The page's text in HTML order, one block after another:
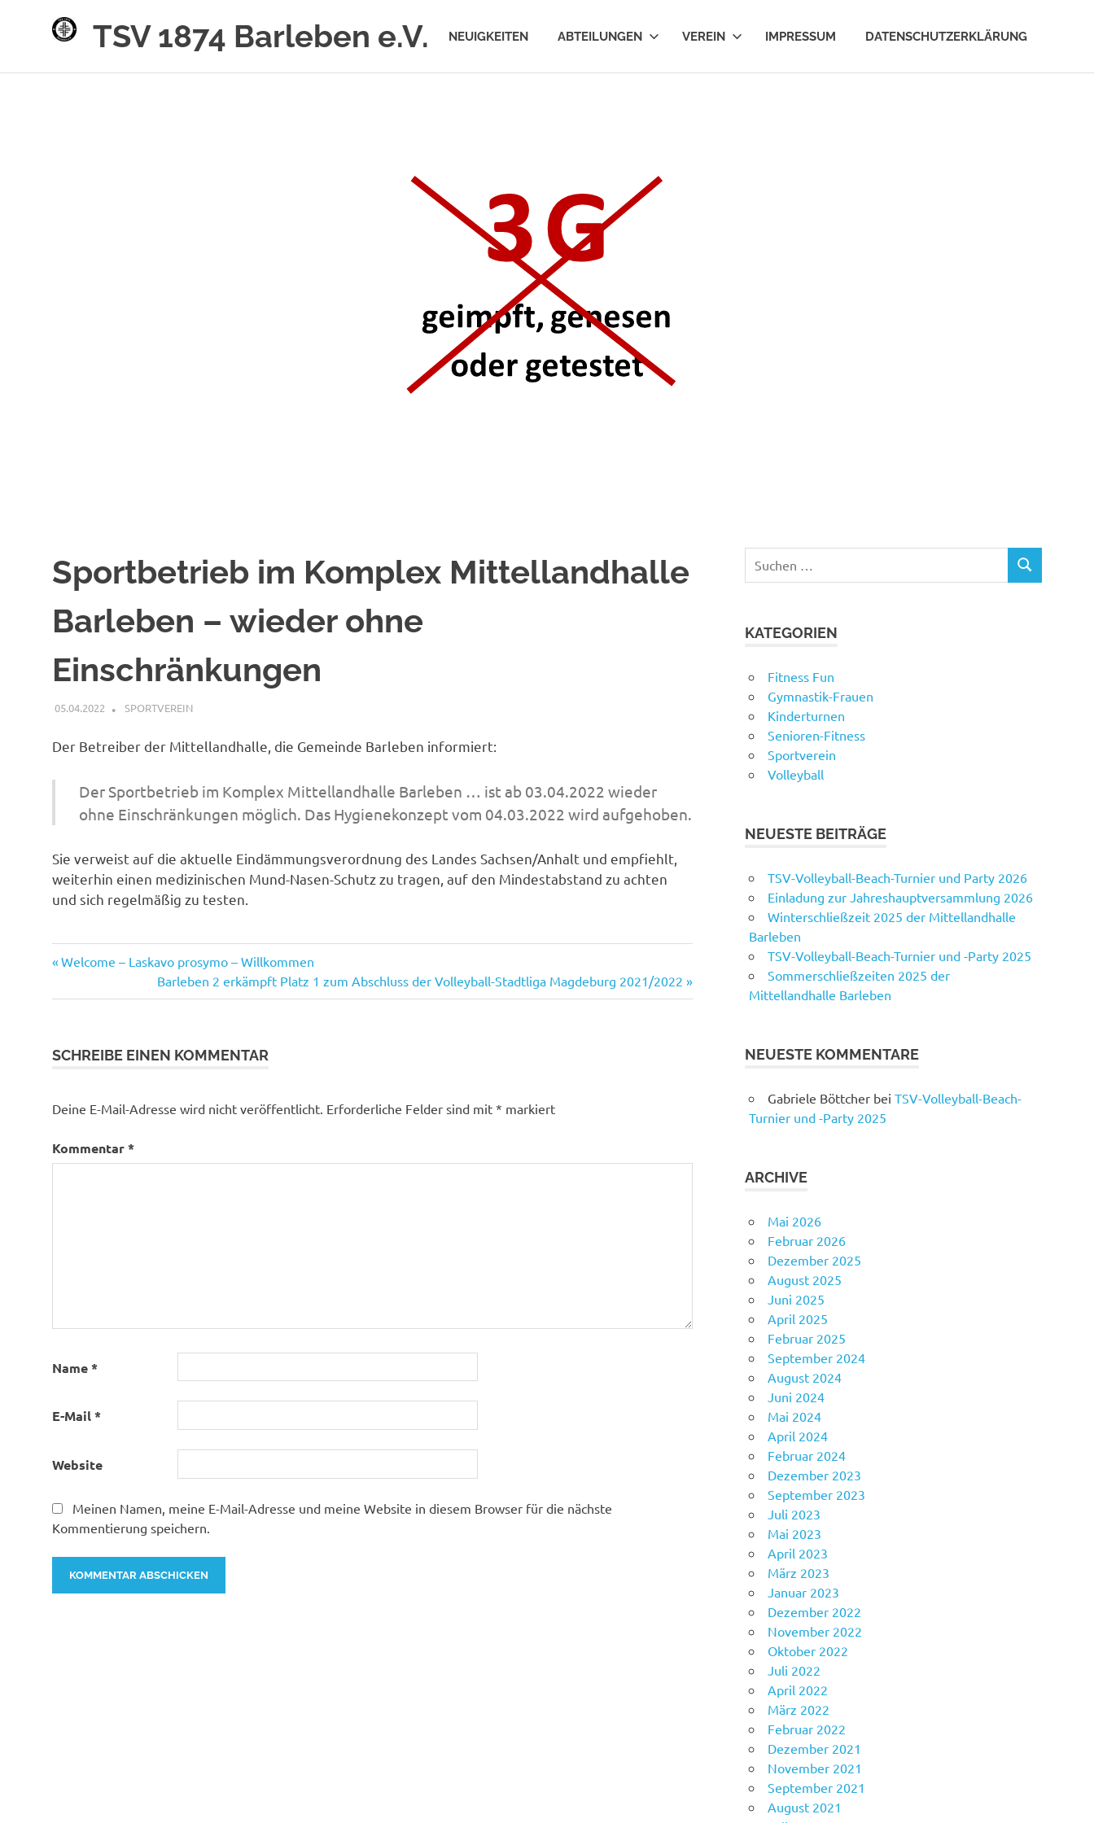
TSV 1874 Barleben e.V. NEUIGKEITEN ABTEILUNGEN VEREIN IMPRESSUM DATENSCHUTZERKLÄRUNG
Sportbetrieb im Komplex Mittellandhalle
Barleben – wieder ohne
Einschränkungen
05.04.2022 PETER SCHREIBER
SPORTVEREIN
Der Betreiber der Mittellandhalle, die Gemeinde Barleben informiert:
Der Sportbetrieb im Komplex Mittellandhalle Barleben … ist ab 03.04.2022 wieder
ohne Einschränkungen möglich. Das Hygienekonzept vom 04.03.2022 wird aufgehoben.
Sie verweist auf die aktuelle Eindämmungsverordnung des Landes Sachsen/Anhalt und empfiehlt,
weiterhin einen medizinischen Mund-Nasen-Schutz zu tragen, auf den Mindestabstand zu achten
und sich regelmäßig zu testen.
Beitrags-
Navigation
Vorheriger
Welcome – Laskavo prosymo – Willkommen
Nächster
Beitrag:
Barleben 2 erkämpft Platz 1 zum Abschluss der Volleyball-Stadtliga Magdeburg 2021/2022
SCHREIBE EINEN KOMMENTAR
Deine E-Mail-Adresse wird nicht veröffentlicht. Erforderliche Felder sind mit * markiert
Kommentar*
Name*
E-Mail*
Website
Meinen Namen, meine E-Mail-Adresse und meine Website in diesem Browser für die nächste
Kommentierung speichern.
Suchen
SUCHEN
KATEGORIEN
Fitness Fun
Gymnastik-Frauen
Kinderturnen
Senioren-Fitness
Sportverein
Volleyball
NEUESTE BEITRÄGE
TSV-Volleyball-Beach-Turnier und Party 2026
Einladung zur Jahreshauptversammlung 2026
Winterschließzeit 2025 der Mittellandhalle
Barleben
TSV-Volleyball-Beach-Turnier und -Party 2025
Sommerschließzeiten 2025 der
Mittellandhalle Barleben
NEUESTE KOMMENTARE
Gabriele Böttcher bei TSV-Volleyball-Beach-
Turnier und -Party 2025
ARCHIVE
Mai 2026
Februar 2026
Dezember 2025
August 2025
Juni 2025
April 2025
Februar 2025
September 2024
August 2024
Juni 2024
Mai 2024
April 2024
Februar 2024
Dezember 2023
September 2023
Juli 2023
Mai 2023
April 2023
März 2023
Januar 2023
Dezember 2022
November 2022
Oktober 2022
Juli 2022
April 2022
März 2022
Februar 2022
Dezember 2021
November 2021
September 2021
August 2021